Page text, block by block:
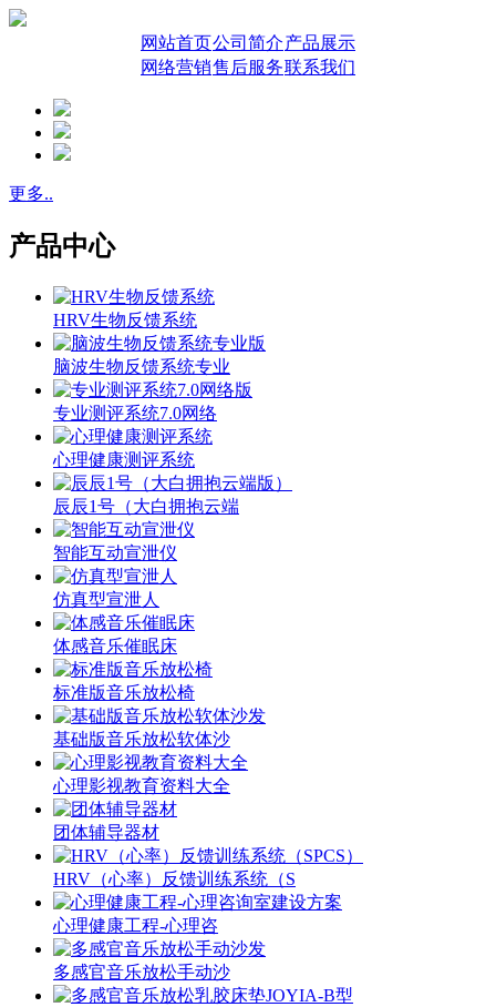
网站首页公司简介产品展示
网络营销售后服务联系我们
更多..
产品中心
HRV生物反馈系统
脑波生物反馈系统专业
专业测评系统7.0网络
心理健康测评系统
辰辰1号（大白拥抱云端
智能互动宣泄仪
仿真型宣泄人
体感音乐催眠床
标准版音乐放松椅
基础版音乐放松软体沙
心理影视教育资料大全
团体辅导器材
HRV（心率）反馈训练系统（S
心理健康工程-心理咨
多感官音乐放松手动沙